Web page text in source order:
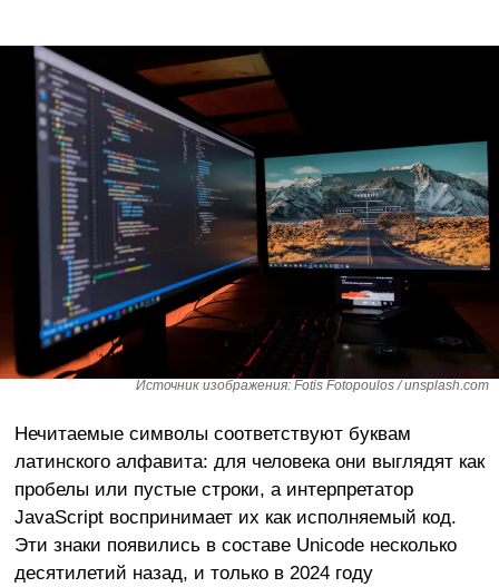
Источник изображения: Fotis Fotopoulos / unsplash.com
Нечитаемые символы соответствуют буквам
латинского алфавита: для человека они выглядят как
пробелы или пустые строки, а интерпретатор
JavaScript воспринимает их как исполняемый код.
Эти знаки появились в составе Unicode несколько
десятилетий назад, и только в 2024 году